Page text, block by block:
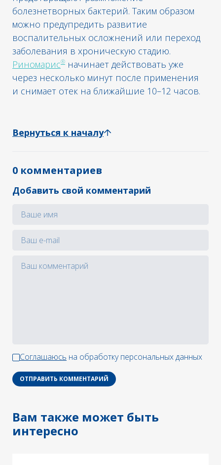
болезнетворных бактерий. Таким образом
можно предупредить развитие
воспалительных осложнений или переход
заболевания в хроническую стадию.
Риномарис® начинает действовать уже
через несколько минут после применения
и снимает отек на ближайшие 10–12 часов.
Вернуться к началу
0 комментариев
Добавить свой комментарий
Соглашаюсь на обработку персональных данных
ОТПРАВИТЬ КОММЕНТАРИЙ
Вам также может быть
интересно